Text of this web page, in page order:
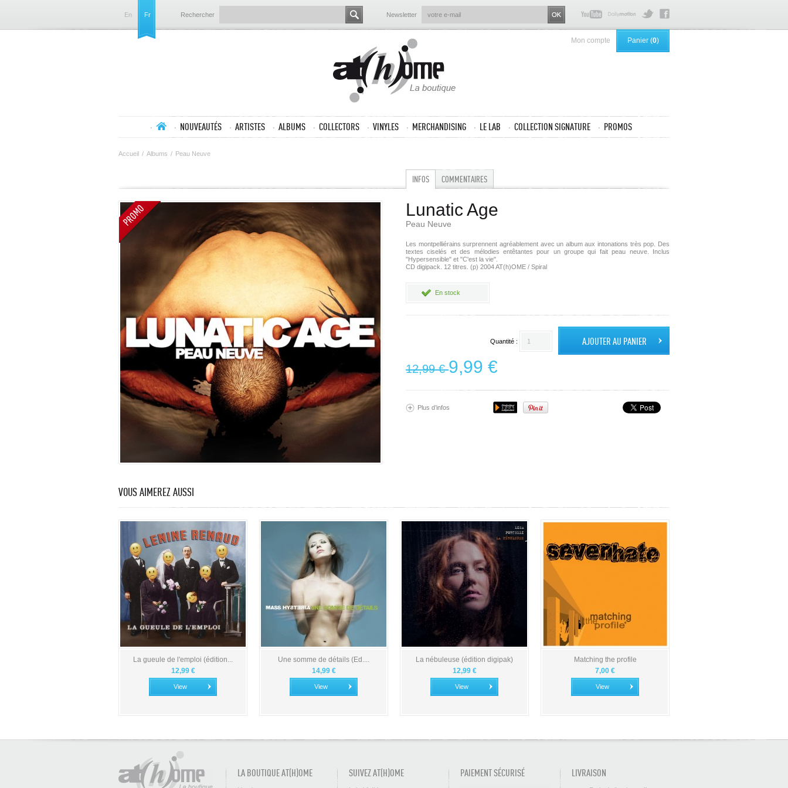
En Fr Rechercher Newsletter
Mon compte Panier (0)
NOUVEAUTÉS ARTISTES ALBUMS COLLECTORS VINYLES MERCHANDISING LE LAB COLLECTION SIGNATURE PROMOS
Accueil / Albums / Peau Neuve
INFOS COMMENTAIRES
Lunatic Age
Peau Neuve
Les montpelliérains surprennent agréablement avec un album aux intonations très pop. Des
textes ciselés et des mélodies entêtantes pour un groupe qui fait peau neuve. Inclus
"Hypersensible" et "C'est la vie".
CD digipack. 12 titres. (p) 2004 AT(h)OME / Spiral
En stock
Quantité :
12,99 € 9,99 €
Plus d’infos
VOUS AIMEREZ AUSSI
La gueule de l'emploi (édition...
12,99 €
View
Une somme de détails (Ed....
14,99 €
View
La nébuleuse (édition digipak)
12,99 €
View
Matching the profile
7,00 €
View
LA BOUTIQUE AT(H)OME SUIVEZ AT(H)OME PAIEMENT SÉCURISÉ LIVRAISON